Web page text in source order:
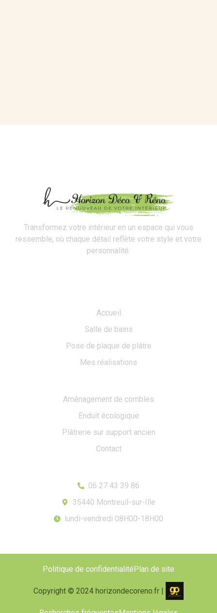
Transformez votre intérieur en un espace qui vous
ressemble, où chaque détail reflète votre style et votre
personnalité.
Accueil
Salle de bains
Pose de plaque de plâtre
Mes réalisations
Aménagement de combles
Enduit écologique
Plâtrerie sur support ancien
Contact
06 27 43 39 86
35440 Montreuil-sur-Ille
lundi-vendredi 08H00-18H00
Politique de confidentialitéPlan de site
Copyright © 2024 horizondecoreno.fr |